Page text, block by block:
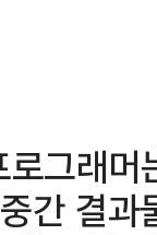
그래
간 결과